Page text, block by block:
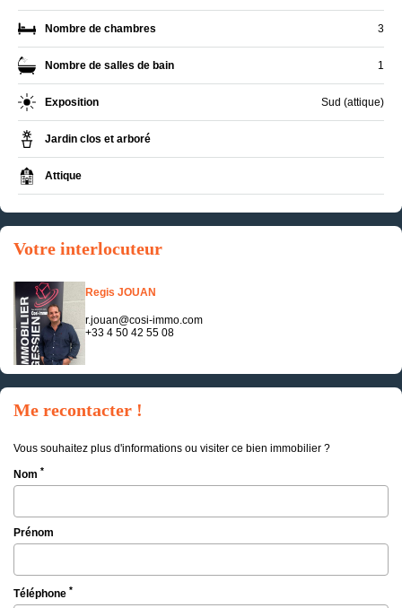
Nombre de chambres 3
Nombre de salles de bain 1
Exposition Sud (attique)
Jardin clos et arboré
Attique
Votre interlocuteur
Regis JOUAN
r.jouan@cosi-immo.com
+33 4 50 42 55 08
Me recontacter !
Vous souhaitez plus d'informations ou visiter ce bien immobilier ?
Nom *
Prénom
Téléphone *